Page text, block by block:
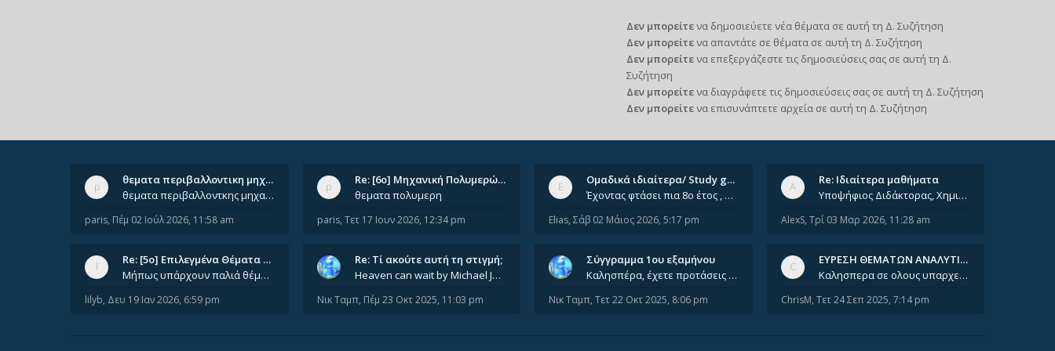
Δεν μπορείτενα δημοσιεύετε νέα θέματα σε αυτή τη Δ. Συζήτηση
Δεν μπορείτενα απαντάτε σε θέματα σε αυτή τη Δ. Συζήτηση
Δεν μπορείτενα επεξεργάζεστε τις δημοσιεύσεις σας σε αυτή τη Δ.
Συζήτηση
Δεν μπορείτενα διαγράφετε τις δημοσιεύσεις σας σε αυτή τη Δ. Συζήτηση
Δεν μπορείτενα επισυνάπτετε αρχεία σε αυτή τη Δ. Συζήτηση
θεματα περιβαλλοντικη μηχανικ…
θεματα περιβαλλοντκης μηχανικης απο 2022 εως 2026. Δεν ειναι μεσα του Σεπτεμβιου του 2025. Αν τα εχει καποιος ας τα ανε
paris, Πέμ 02 Ιούλ 2026, 11:58 am
Re: [6o] Mηχανική Πολυμερών (…
θεματα πολυμερη
paris, Τετ 17 Ιουν 2026, 12:34 pm
Ομαδικά ιδιαίτερα/ Study group
Έχοντας φτάσει πια 8ο έτος , χρωστώντας ακόμη πολλά και χωρίς καμία όρεξη ούτε να διαβάσω μόνος μου ούτε να παρακολουθήσ
Elias, Σάβ 02 Μάιος 2026, 5:17 pm
Re: Ιδιαίτερα μαθήματα
Υποψήφιος Διδάκτορας, Χημικός Μηχανικός ΕΜΠ Παραδίδω ιδιαίτερα μαθήματα μέσης και ανώτατης εκπαίδευσης σε θετικές και τε
AlexS, Τρί 03 Μαρ 2026, 11:28 am
Re: [5ο] Επιλεγμένα Θέματα Βι…
Μήπως υπάρχουν παλιά θέματα του μαθήματος;
lilyb, Δευ 19 Ιαν 2026, 6:59 pm
Re: Tί ακούτε αυτή τη στιγμή;
Heaven can wait by Michael Jackson
Νικ Ταμπ, Πέμ 23 Οκτ 2025, 11:03 pm
Σύγγραμμα 1ου εξαμήνου
Καλησπέρα, έχετε προτάσεις για συγγράμματα της ανόργανης χημείας? Είμαι ανάμεσα σε Λιοδάκη, Chung και Atkins
Νικ Ταμπ, Τετ 22 Οκτ 2025, 8:06 pm
ΕΥΡΕΣΗ ΘΕΜΑΤΩΝ ΑΝΑΛΥΤΙΚΗΣ 202…
Καλησπερα σε ολους υπαρχει κανεις με θεματα απο τις εξετασεις του ιουνιου και σεπτεμβρίου για την αναλυτικη χημεια
ChrisM, Τετ 24 Σεπ 2025, 7:14 pm